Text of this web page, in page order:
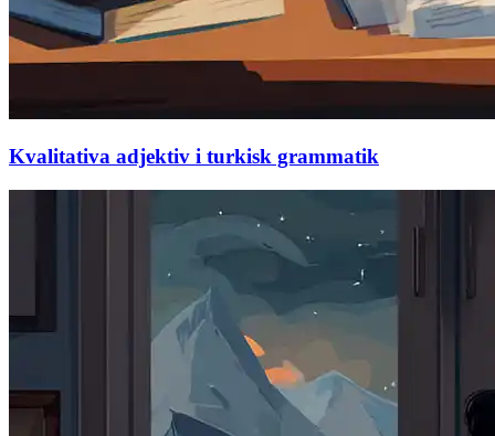
Kvalitativa adjektiv i turkisk grammatik